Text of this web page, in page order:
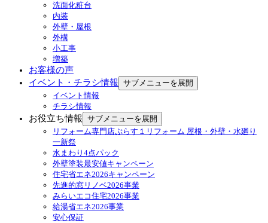
洗面化粧台
内装
外壁・屋根
外構
小工事
増築
お客様の声
イベント・チラシ情報 サブメニューを展開
イベント情報
チラシ情報
お役立ち情報 サブメニューを展開
リフォーム専門店ぷらす１リフォーム 屋根・外壁・水廻り
一新祭
水まわり4点パック
外壁塗装最安値キャンペーン
住宅省エネ2026キャンペーン
先進的窓リノベ2026事業
みらいエコ住宅2026事業
給湯省エネ2026事業
安心保証